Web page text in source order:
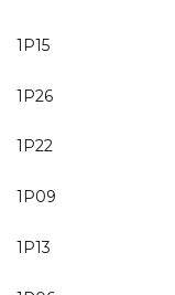
1P15
1P26
1P22
1P09
1P13